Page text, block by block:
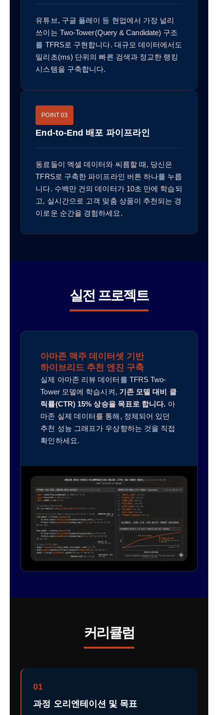
유튜브, 구글 플레이 등 현업에서 가장 널리
쓰이는 Two-Tower(Query & Candidate) 구조
를 TFRS로 구현합니다. 대규모 데이터에서도
밀리초(ms) 단위의 빠른 검색과 정교한 랭킹
시스템을 구축합니다.
POINT 03
End-to-End 배포 파이프라인
동료들이 엑셀 데이터와 씨름할 때, 당신은
TFRS로 구축한 파이프라인 버튼 하나를 누릅
니다. 수백만 건의 데이터가 10초 만에 학습되
고, 실시간으로 고객 맞춤 상품이 추천되는 경
이로운 순간을 경험하세요.
실전 프로젝트
아마존 맥주 데이터셋 기반
하이브리드 추천 엔진 구축
실제 아마존 리뷰 데이터를 TFRS Two-
Tower 모델에 학습시켜, 기존 모델 대비 클
릭률(CTR) 15% 상승을 목표로 합니다. 아
마존 실제 데이터를 통해, 정체되어 있던
추천 성능 그래프가 우상향하는 것을 직접
확인하세요.
커리큘럼
01
과정 오리엔테이션 및 목표